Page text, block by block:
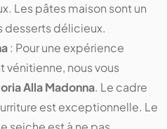
Les pâtes maison sont un
desserts délicieux.
: Pour une expérience
nous vous
Alla Madonna. Le cadre
est exceptionnelle. Le